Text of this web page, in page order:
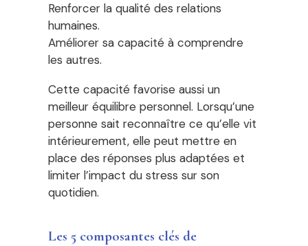
Renforcer la qualité des relations
humaines.
Améliorer sa capacité à comprendre
les autres.
Cette capacité favorise aussi un
meilleur équilibre personnel. Lorsqu’une
personne sait reconnaître ce qu’elle vit
intérieurement, elle peut mettre en
place des réponses plus adaptées et
limiter l’impact du stress sur son
quotidien.
Les 5 composantes clés de